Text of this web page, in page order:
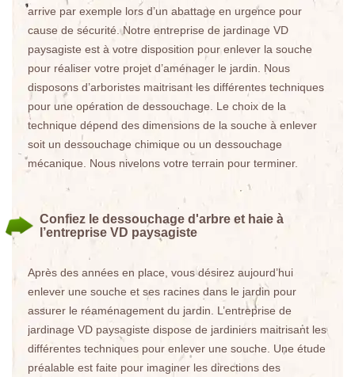
arrive par exemple lors d’un abattage en urgence pour
cause de sécurité. Notre entreprise de jardinage VD
paysagiste est à votre disposition pour enlever la souche
pour réaliser votre projet d’aménager le jardin. Nous
disposons d’arboristes maitrisant les différentes techniques
pour une opération de dessouchage. Le choix de la
technique dépend des dimensions de la souche à enlever
soit un dessouchage chimique ou un dessouchage
mécanique. Nous nivelons votre terrain pour terminer.
Confiez le dessouchage d'arbre et haie à
l’entreprise VD paysagiste
Après des années en place, vous désirez aujourd’hui
enlever une souche et ses racines dans le jardin pour
assurer le réaménagement du jardin. L’entreprise de
jardinage VD paysagiste dispose de jardiniers maitrisant les
différentes techniques pour enlever une souche. Une étude
préalable est faite pour imaginer les directions des